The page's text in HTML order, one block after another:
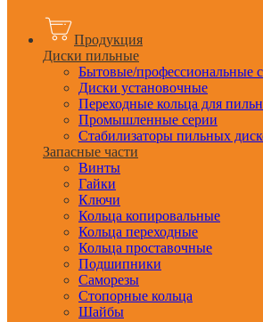
Продукция
Диски пильные
Бытовые/профессиональные
Диски установочные
Переходные кольца для
Промышленные серии
Стабилизаторы пильных
Запасные части
Винты
Гайки
Ключи
Кольца копировальные
Кольца переходные
Кольца проставочные
Подшипники
Саморезы
Стопорные кольца
Шайбы